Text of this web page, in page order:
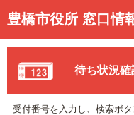
豊橋市役所 窓口情
トップページ
事前予約
予約状況確認
待ち状況確
受付番号を入力し、検索ボタ